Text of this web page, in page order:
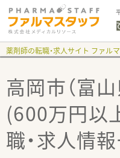
薬剤師の転職・求人サイト ファル
高岡市（富
(600万円以
職・求人情